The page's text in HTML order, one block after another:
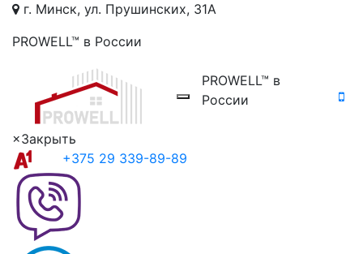
г. Минск, ул. Прушинских, 31А
PROWELL™ в России
PROWELL™ в
России
×Закрыть
+375 29 339-89-89